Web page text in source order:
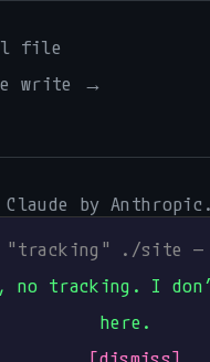
"tracking" ./site —
no tracking. I
here.
file
write →
by
Digital Process
légales·Art &
Hashnode
a beer I can’t